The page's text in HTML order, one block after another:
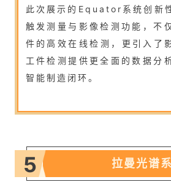
此次展示的Equator系统创新
触发测量与影像检测功能，不
件的高效在线检测，更引入了
工件检测提供更全面的数据分
智能制造闭环。
5 拉曼光谱